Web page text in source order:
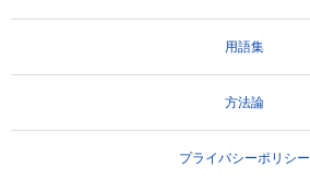
用語集
方法論
プライバシーポリシー